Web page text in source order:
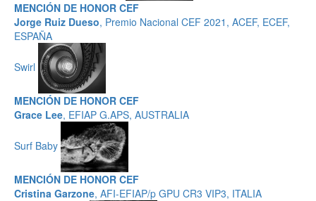
MENCIÓN DE HONOR CEF
Jorge Ruiz Dueso, Premio Nacional CEF 2021, ACEF, ECEF,
ESPAÑA
Swirl
MENCIÓN DE HONOR CEF
Grace Lee, EFIAP G.APS, AUSTRALIA
Surf Baby
MENCIÓN DE HONOR CEF
Cristina Garzone, AFI-EFIAP/p GPU CR3 VIP3, ITALIA